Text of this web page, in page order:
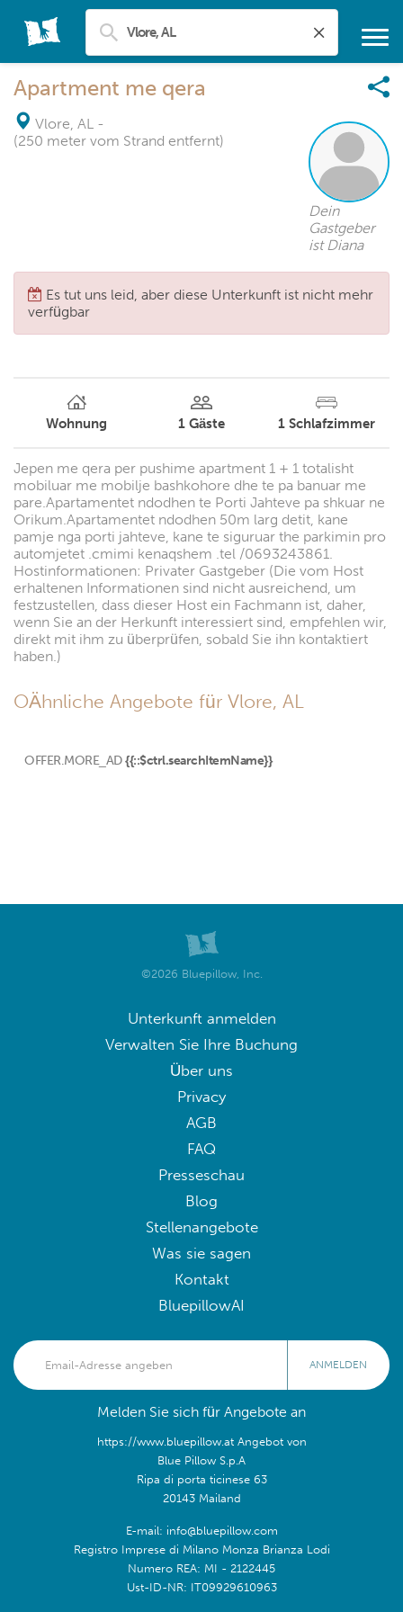
Apartment me qera
Vlore, AL -
(250 meter vom Strand entfernt)
Dein
Gastgeber
ist Diana
Es tut uns leid, aber diese Unterkunft ist nicht mehr
verfügbar
Wohnung 1 Gäste 1 Schlafzimmer
Jepen me qera per pushime apartment 1 + 1 totalisht
mobiluar me mobilje bashkohore dhe te pa banuar me
pare.Apartamentet ndodhen te Porti Jahteve pa shkuar ne
Orikum.Apartamentet ndodhen 50m larg detit, kane
pamje nga porti jahteve, kane te siguruar the parkimin pro
automjetet .cmimi kenaqshem .tel /0693243861.
Hostinformationen: Privater Gastgeber (Die vom Host
erhaltenen Informationen sind nicht ausreichend, um
festzustellen, dass dieser Host ein Fachmann ist, daher,
wenn Sie an der Herkunft interessiert sind, empfehlen wir,
direkt mit ihm zu überprüfen, sobald Sie ihn kontaktiert
haben.)
OÄhnliche Angebote für Vlore, AL
OFFER.MORE_AD {{::$ctrl.searchItemName}}
©2026 Bluepillow, Inc.
Unterkunft anmelden
Verwalten Sie Ihre Buchung
Über uns
Privacy
AGB
FAQ
Presseschau
Blog
Stellenangebote
Was sie sagen
Kontakt
BluepillowAI
ANMELDEN
Melden Sie sich für Angebote an
https://www.bluepillow.at Angebot von
Blue Pillow S.p.A
Ripa di porta ticinese 63
20143 Mailand
E-mail: info@bluepillow.com
Registro Imprese di Milano Monza Brianza Lodi
Numero REA: MI - 2122445
Ust-ID-NR: IT09929610963